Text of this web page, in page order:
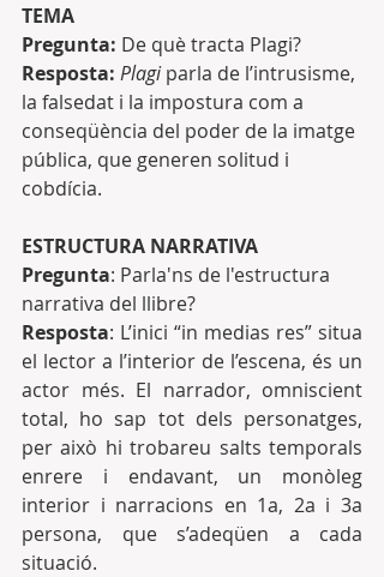
TEMA
Pregunta: De què tracta Plagi?
Resposta: Plagi parla de l’intrusisme,
la falsedat i la impostura com a
conseqüència del poder de la imatge
pública, que generen solitud i
cobdícia.
ESTRUCTURA NARRATIVA
Pregunta: Parla'ns de l'estructura
narrativa del llibre?
Resposta: L’inici “in medias res” situa
el lector a l’interior de l’escena, és un
actor més. El narrador, omniscient
total, ho sap tot dels personatges,
per això hi trobareu salts temporals
enrere i endavant, un monòleg
interior i narracions en 1a, 2a i 3a
persona, que s’adeqüen a cada
situació.